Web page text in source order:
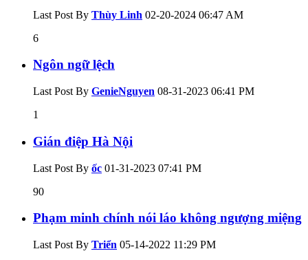
Last Post By Thùy Linh 02-20-2024 06:47 AM
6
Ngôn ngữ lệch
Last Post By GenieNguyen 08-31-2023 06:41 PM
1
Gián điệp Hà Nội
Last Post By ốc 01-31-2023 07:41 PM
90
Phạm minh chính nói láo không ngượng miệng
Last Post By Triển 05-14-2022 11:29 PM